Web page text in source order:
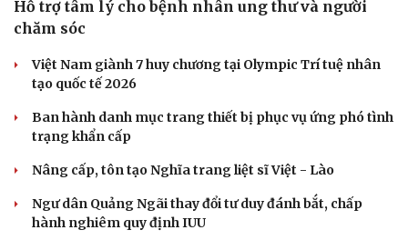
Du lịch
Tư vấn
Săn Tour
check-in
Podcast
Đọc truyện đêm khuya
Hạt giống tâm hồn
Hỗ trợ tâm lý cho bệnh nhân ung thư và người
chăm sóc
Việt Nam giành 7 huy chương tại Olympic Trí tuệ nhân
tạo quốc tế 2026
Ban hành danh mục trang thiết bị phục vụ ứng phó tình
trạng khẩn cấp
Nâng cấp, tôn tạo Nghĩa trang liệt sĩ Việt - Lào
Ngư dân Quảng Ngãi thay đổi tư duy đánh bắt, chấp
hành nghiêm quy định IUU